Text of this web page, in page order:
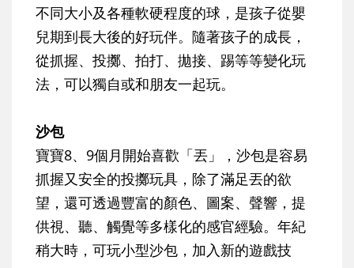
不同大小及各種軟硬程度的球，是孩子從嬰
兒期到長大後的好玩伴。隨著孩子的成長，
從抓握、投擲、拍打、拋接、踢等等變化玩
法，可以獨自或和朋友一起玩。
沙包
寶寶8、9個月開始喜歡「丟」，沙包是容易
抓握又安全的投擲玩具，除了滿足丟的欲
望，還可透過豐富的顏色、圖案、聲響，提
供視、聽、觸覺等多樣化的感官經驗。年紀
稍大時，可玩小型沙包，加入新的遊戲技